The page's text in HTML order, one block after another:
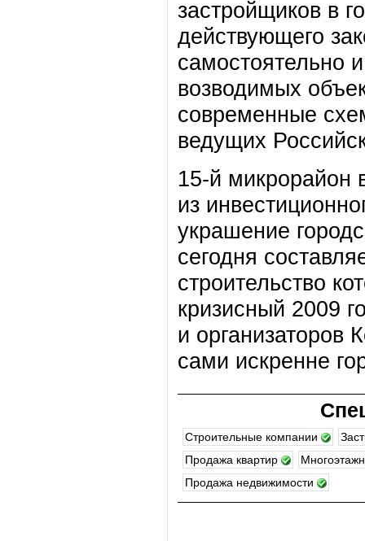
застройщиков в
действующего
самостоятельно
возводимых
современные
ведущих
15-й микрорайон
из
украшение
сегодня
строительство
кризисный 2009
и организаторов
сами искренне
Строительные компании
Продажа квартир
Продажа недвижимости